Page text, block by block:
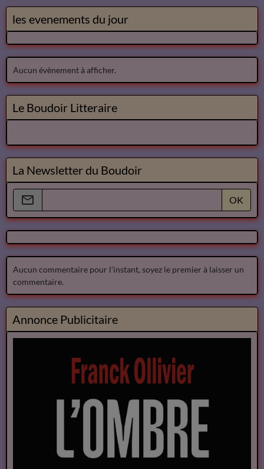
les evenements du jour
Aucun évènement à afficher.
Le Boudoir Litteraire
La Newsletter du Boudoir
OK
Aucun commentaire pour l'instant, soyez le premier à laisser un
commentaire.
Annonce Publicitaire